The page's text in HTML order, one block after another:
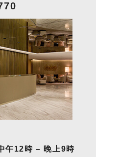
午12時 – 晚上9時